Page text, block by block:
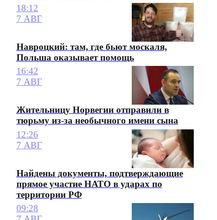
18:12
7 АВГ
Навроцкий: там, где бьют москаля,
Польша оказывает помощь
16:42
7 АВГ
Жительницу Норвегии отправили в
тюрьму из-за необычного имени сына
12:26
7 АВГ
Найдены документы, подтверждающие
прямое участие НАТО в ударах по
территории РФ
09:28